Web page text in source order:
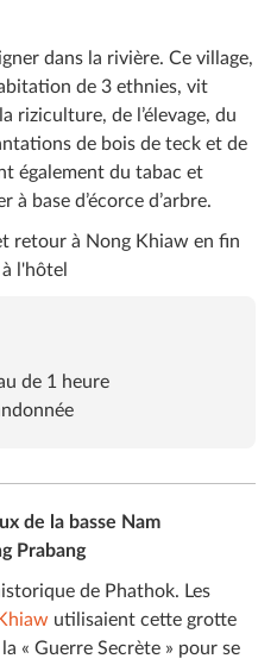
dans la rivière. Ce village,
de 3 ethnies, vit
riziculture, de l’élevage, du
de bois de teck et de
également du tabac et
à base d’écorce d’arbre.
retour à Nong Khiaw en fin
l'hôtel
de 1 heure
de la basse Nam
Prabang
de Phathok. Les
utilisaient cette grotte
« Guerre Secrète » pour se